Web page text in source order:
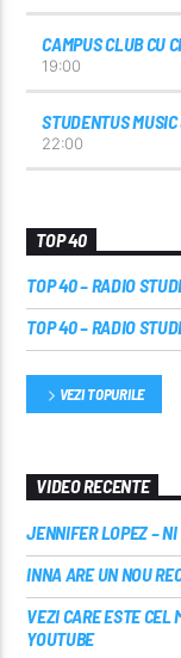
CAMPUS CLUB CU
19:00
STUDENTUS
22:00
TOP 40
TOP 40 – RADIO
TOP 40 – RADIO
VEZI TOPURILE
VIDEO RECENTE
JENNIFER LOPEZ – NI
INNA ARE UN NOU
VEZI CARE ESTE
YOUTUBE